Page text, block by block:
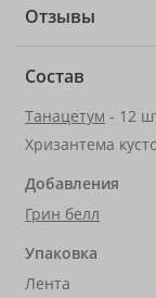
Отзывы
Состав
Танацетум - 12
Хризантема
Добавления
Грин белл
Упаковка
Лента